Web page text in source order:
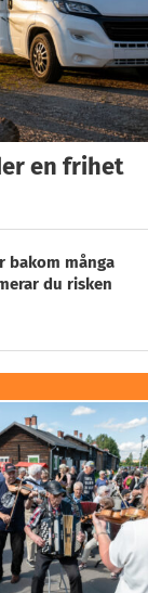
en frihet
bakom många
du risken